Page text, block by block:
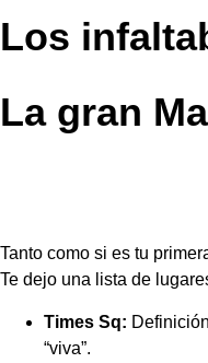
Los
La gran
Tanto como si es tu
Te dejo una lista de
Times Sq:
“viva”.